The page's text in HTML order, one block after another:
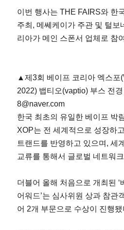
이번 행사는 THE FAIRS와 한
주최, 메쎄케이가 주관 및 털보
리아가 메인 스폰서 업체로 참
▲제3회 베이프 코리아 엑스포
2022) 뱁티오(vaptio) 부스 전
8@naver.com
한국 최초의 유일한 베이프 박
XOP는 전 세계적으로 성장하
트랜드를 반영하고 있으며, 세
교류를 통해서 글로벌 네트워
더블어 올해 처음으로 개최된 ‘
어워드’는 심사위원 상과 참관
어 2개 부문으로 수상이 진행됐